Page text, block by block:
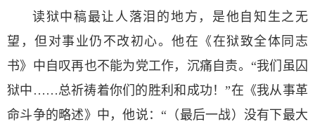
读狱中稿最让人落泪的地方，是他自知生之无
望，但对事业仍不改初心。他在《在狱致全体同志
书》中自叹再也不能为党工作，沉痛自责。“我们虽囚
狱中……总祈祷着你们的胜利和成功！”在《我从事革
命斗争的略述》中，他说：“（最后一战）没有下最大